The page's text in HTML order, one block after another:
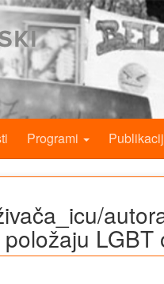
Programi
LGBT